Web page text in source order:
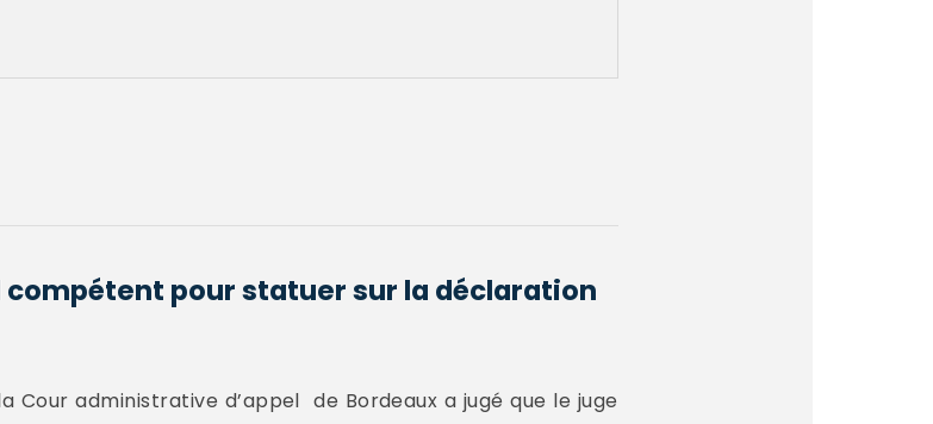
pour statuer sur la déclaration
Cour administrative d’appel de Bordeaux a jugé que le juge